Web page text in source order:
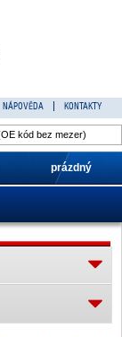
NÁPOVĚDA KONTAKTY
prázdný